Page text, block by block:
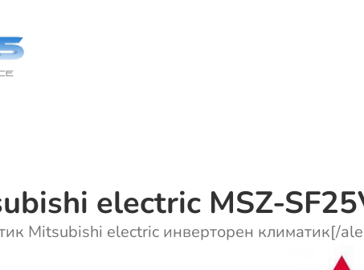
electric MSZ-
Mitsubishi electric инверторен климатик[/